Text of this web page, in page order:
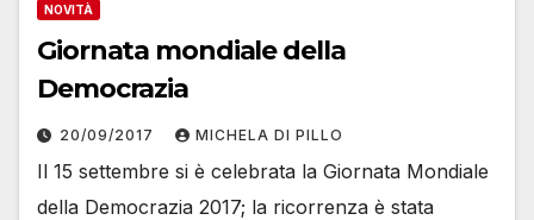
NOVITÀ
Giornata mondiale della
Democrazia
20/09/2017 MICHELA DI PILLO
Il 15 settembre si è celebrata la Giornata Mondiale
della Democrazia 2017; la ricorrenza è stata